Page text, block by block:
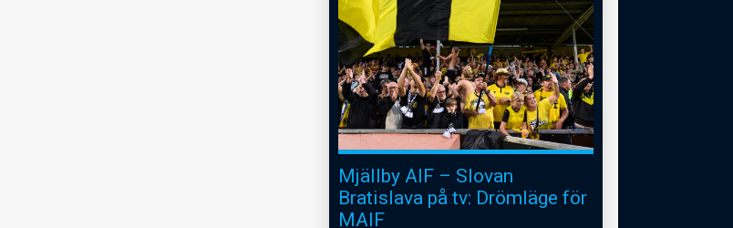
Mjällby AIF – Slovan
Bratislava på tv: Drömläge för
MAIF